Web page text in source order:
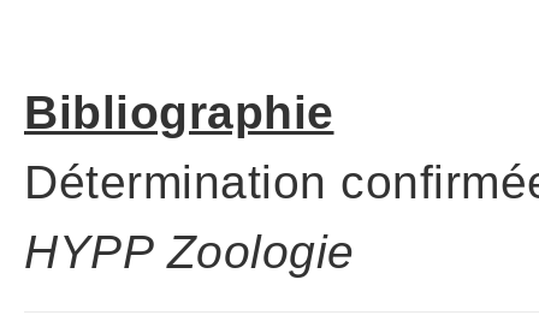
Bibliographie
Détermination
HYPP Zoologie